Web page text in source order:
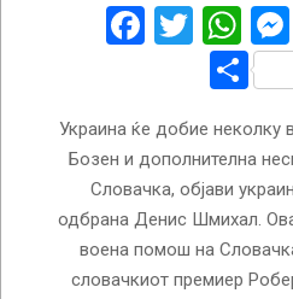
Украина ќе добие
Бозен и дополнителна
Словачка, објави
одбрана Денис Шмихал.
воена помош на
словачкиот премиер